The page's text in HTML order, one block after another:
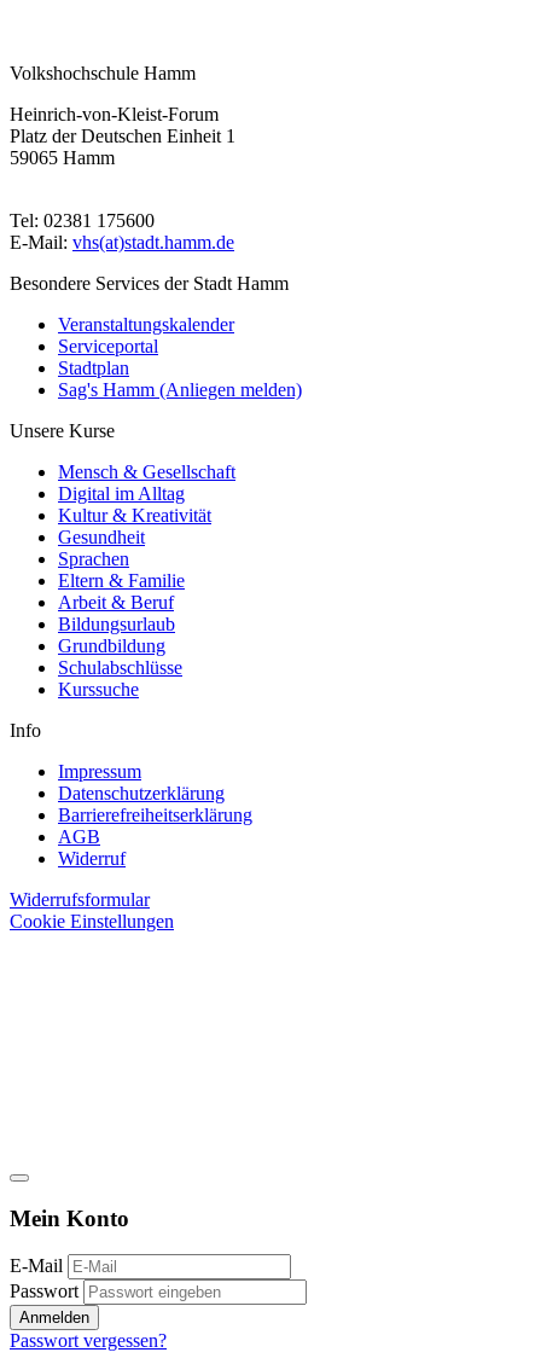
Volkshochschule Hamm
Heinrich-von-Kleist-Forum
Platz der Deutschen Einheit 1
59065 Hamm
Tel: 02381 175600
E-Mail: vhs(at)stadt.hamm.de
Besondere Services der Stadt Hamm
Veranstaltungskalender
Serviceportal
Stadtplan
Sag's Hamm (Anliegen melden)
Unsere Kurse
Mensch & Gesellschaft
Digital im Alltag
Kultur & Kreativität
Gesundheit
Sprachen
Eltern & Familie
Arbeit & Beruf
Bildungsurlaub
Grundbildung
Schulabschlüsse
Kurssuche
Info
Impressum
Datenschutzerklärung
Barrierefreiheitserklärung
AGB
Widerruf
Widerrufsformular
Cookie Einstellungen
Mein Konto
E-Mail
Passwort
Anmelden
Passwort vergessen?